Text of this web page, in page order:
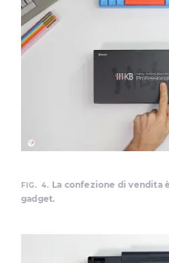
FIG. 4. La confezione di vendita
gadget.